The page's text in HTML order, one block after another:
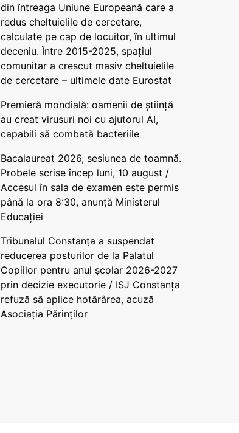
din întreaga Uniune Europeană care a
redus cheltuielile de cercetare,
calculate pe cap de locuitor, în ultimul
deceniu. Între 2015-2025, spațiul
comunitar a crescut masiv cheltuielile
de cercetare – ultimele date Eurostat
Premieră mondială: oamenii de știință
au creat virusuri noi cu ajutorul AI,
capabili să combată bacteriile
Bacalaureat 2026, sesiunea de toamnă.
Probele scrise încep luni, 10 august /
Accesul în sala de examen este permis
până la ora 8:30, anunță Ministerul
Educației
Tribunalul Constanța a suspendat
reducerea posturilor de la Palatul
Copiilor pentru anul școlar 2026-2027
prin decizie executorie / ISJ Constanța
refuză să aplice hotărârea, acuză
Asociația Părinților